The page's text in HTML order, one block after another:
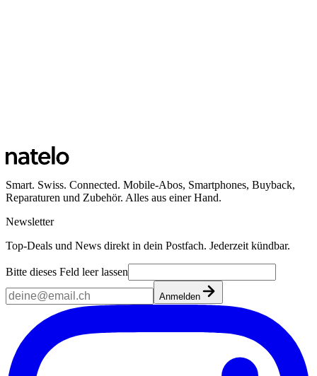
Smart. Swiss. Connected. Mobile-Abos, Smartphones, Buyback,
Reparaturen und Zubehör. Alles aus einer Hand.
Newsletter
Top-Deals und News direkt in dein Postfach. Jederzeit kündbar.
Bitte dieses Feld leer lassen
Anmelden